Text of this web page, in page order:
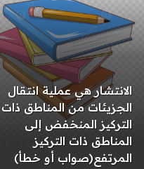
الانتشار هي عملية انتقال
الجزيئات من المناطق ذات
التركيز المنخفض إلى
المناطق ذات التركيز
المرتفع(صواب أو خطأ)